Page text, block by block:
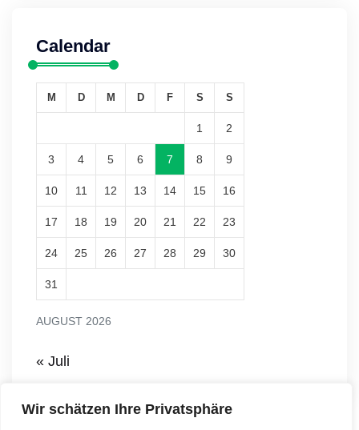
Wir schätzen Ihre Privatsphäre
Calendar
AUGUST 2026
M D M D F S S
1 2
3 4 5 6 7 8 9
10 11 12 13 14 15 16
17 18 19 20 21 22 23
24 25 26 27 28 29 30
31
« Juli